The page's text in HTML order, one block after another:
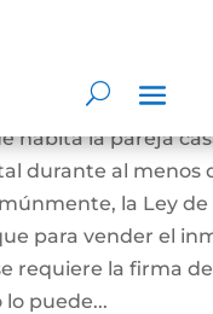
Vivienda familiar
la ordena la ley
habita la pareja
durante al menos
la Ley de
para vender el
requiere la firma de
lo puede...